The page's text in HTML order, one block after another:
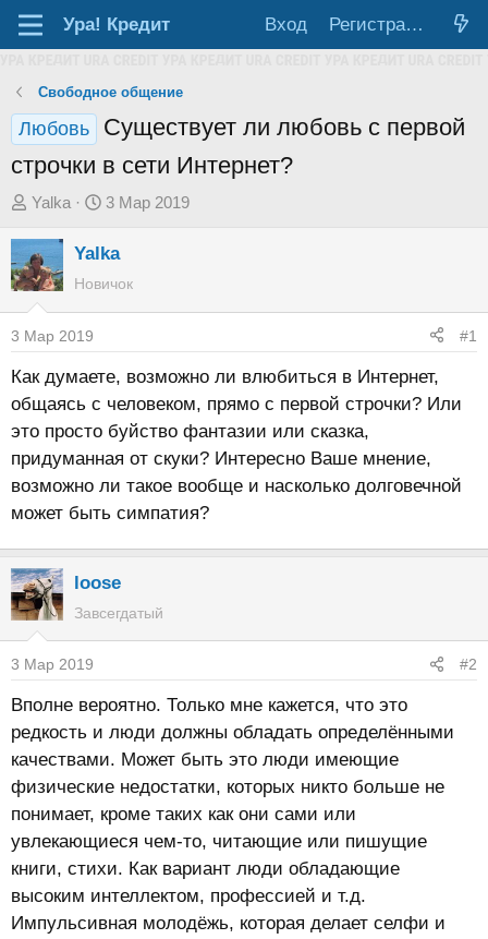
Ура! Кредит Вход Регистрация
Свободное общение
Любовь
Существует ли любовь с первой
строчки в сети Интернет?
А
т
о
р
т
е
м
ы
Yalka
Д
т
а
ч
а
л
а
3 Мар 2019
Yalka
Новичок
3 Мар 2019 #1
Как думаете, возможно ли влюбиться в Интернет,
общаясь с человеком, прямо с первой строчки? Или
это просто буйство фантазии или сказка,
придуманная от скуки? Интересно Ваше мнение,
возможно ли такое вообще и насколько долговечной
может быть симпатия?
loose
Завсегдатый
3 Мар 2019 #2
Вполне вероятно. Только мне кажется, что это
редкость и люди должны обладать определёнными
качествами. Может быть это люди имеющие
физические недостатки, которых никто больше не
понимает, кроме таких как они сами или
увлекающиеся чем-то, читающие или пишущие
книги, стихи. Как вариант люди обладающие
высоким интеллектом, профессией и т.д.
Импульсивная молодёжь, которая делает селфи и